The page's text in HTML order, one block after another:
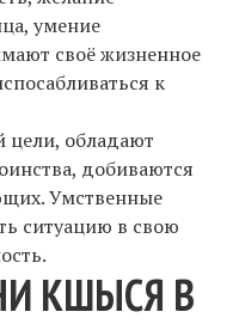
умение
своё жизненное
к
цели, обладают
добиваются
Умственные
ситуацию в свою
КШЫСЯ В